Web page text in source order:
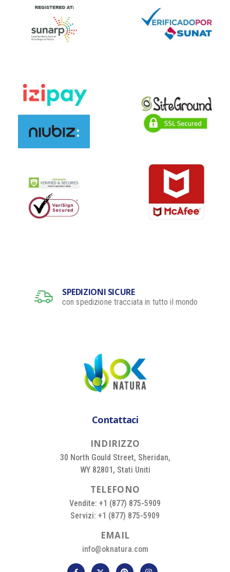
SPEDIZIONI SICURE
con spedizione tracciata in tutto il mondo
Contattaci
INDIRIZZO
30 North Gould Street, Sheridan,
WY 82801, Stati Uniti
TELEFONO
Vendite: +1 (877) 875-5909
Servizi: +1 (877) 875-5909
EMAIL
info@oknatura.com